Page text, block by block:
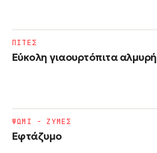
Εύκολη γιαουρτόπιτα αλμυρή
ΠΙΤΕΣ
Εφτάζυμο
ΨΩΜΙ - ΖΥΜΕΣ